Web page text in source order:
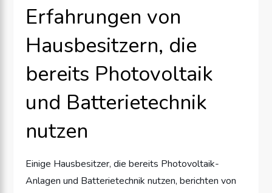
Erfahrungen von
Hausbesitzern, die
bereits Photovoltaik
und Batterietechnik
nutzen
Einige Hausbesitzer, die bereits Photovoltaik-
Anlagen und Batterietechnik nutzen, berichten von